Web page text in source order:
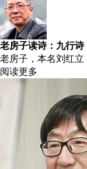
老房子读诗：九行诗
老房子，本名刘红
阅读更多